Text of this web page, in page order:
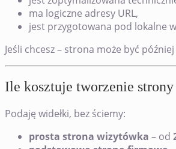
ma logiczne adresy URL,
jest przygotowana pod lokalne
Jeśli chcesz – strona może być później
Ile kosztuje tworzenie
Podaję widełki, bez ściemy:
prosta strona wizytówka – od